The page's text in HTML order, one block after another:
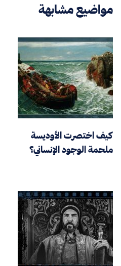
مواضيع مشابهة
كيف اختصرت الأوديسة
ملحمة الوجود الإنساني؟